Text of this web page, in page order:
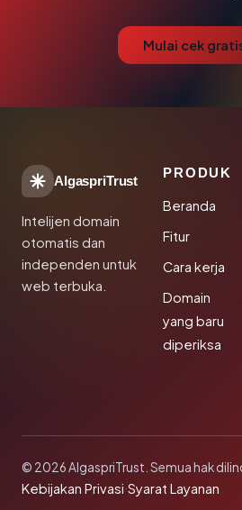
Mulai cek
AlgaspriTrust
Intelijen domain
otomatis dan
independen untuk
web terbuka.
PRODUK
Beranda
Fitur
Cara kerja
Domain
yang baru
diperiksa
© 2026 AlgaspriTrust. Semua hak
Kebijakan Privasi·Syarat Layanan